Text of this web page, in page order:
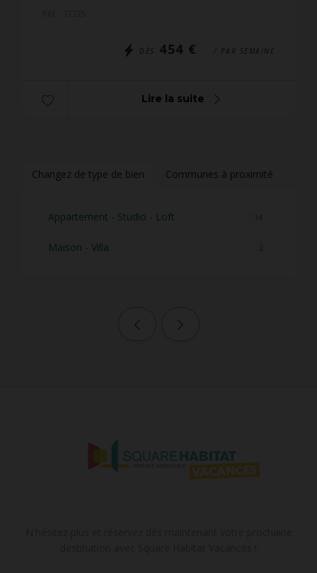
DÈS 454 € / PAR SEMAINE
Lire la suite
Changez de type de bien Communes à proximité
Appartement - Studio - Loft
Maison - Villa
Page précédente